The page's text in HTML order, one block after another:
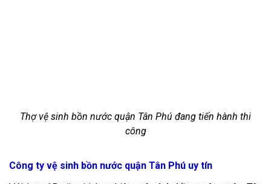
Thợ vệ sinh bồn nước quận Tân Phú đang tiến hành thi
công
Công ty vệ sinh bồn nước quận Tân Phú uy tín